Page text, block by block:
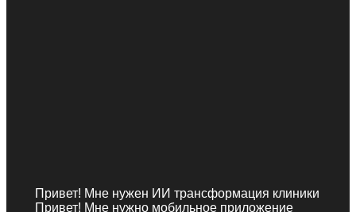
Привет! Мне нужен ИИ трансформация клиники
Привет! Мне нужно мобильное приложение